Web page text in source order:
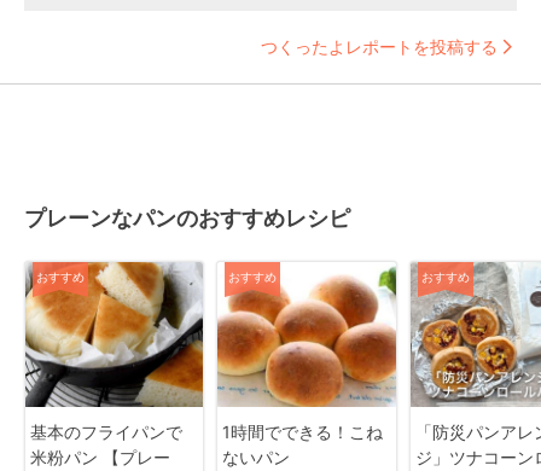
つくったよレポートを投稿する
プレーンなパンのおすすめレシピ
おすすめ
基本のフライパンで
米粉パン 【プレー
おすすめ
1時間でできる！こね
ないパン
おすすめ
「防災パンアレ
ジ」ツナコーン